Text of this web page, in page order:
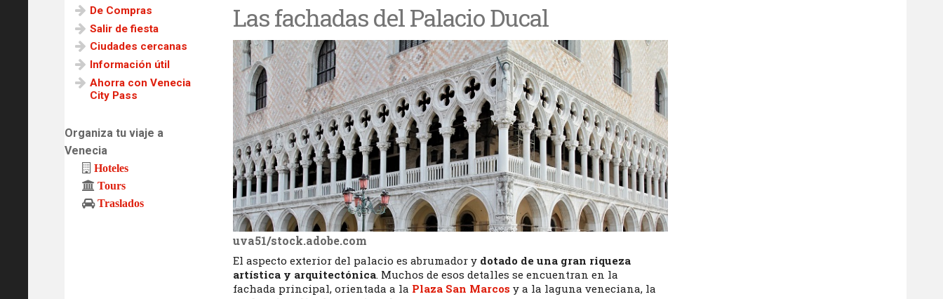
De Compras
Salir de fiesta
Ciudades cercanas
Información útil
Ahorra con Venecia
City Pass
Organiza tu viaje a
Venecia
Hoteles
Tours
Traslados
Las fachadas del Palacio Ducal
uva51/stock.adobe.com
El aspecto exterior del palacio es abrumador y dotado de una gran riqueza
artística y arquitectónica. Muchos de esos detalles se encuentran en la
fachada principal, orientada a la Plaza San Marcos y a la laguna veneciana, la